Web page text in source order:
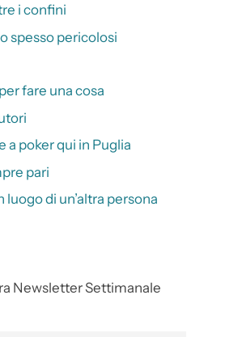
i confini
spesso pericolosi
fare una cosa
a poker qui in Puglia
pari
di un’altra persona
Newsletter Settimanale